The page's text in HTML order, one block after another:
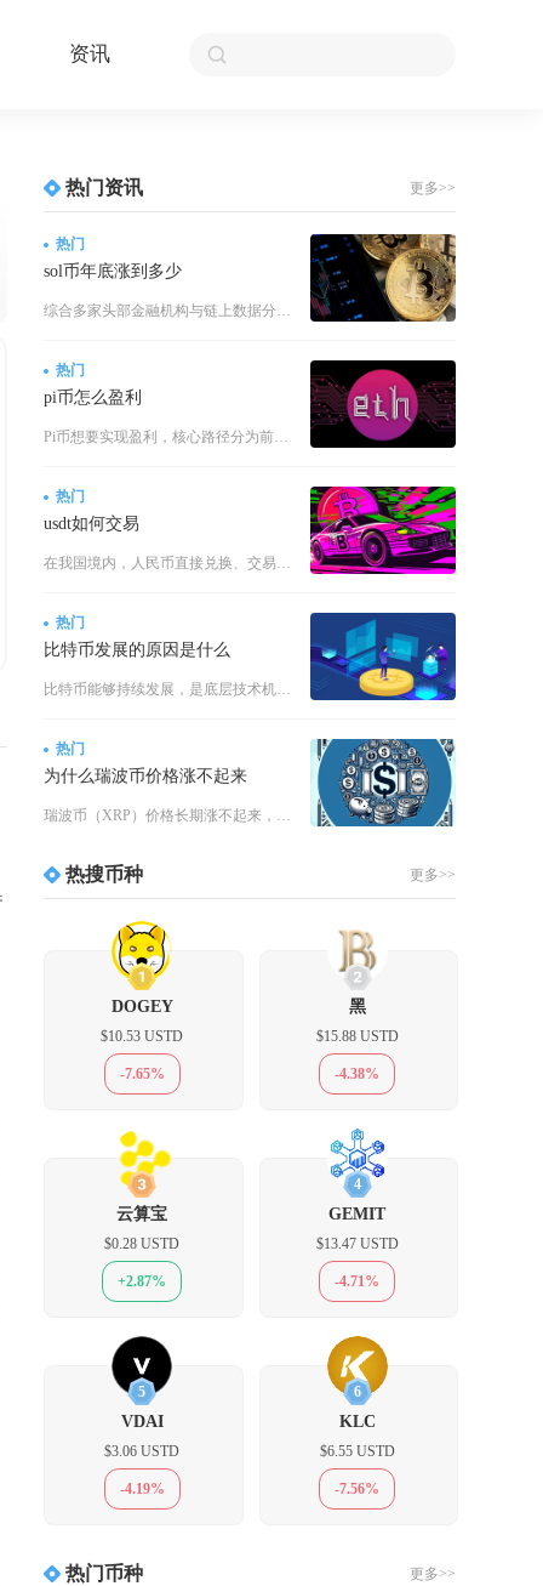
资讯
热门资讯 更多>>
热门
sol币年底涨到多少
综合多家头部金融机构与链上数据分析结论，2026年年底SOL合理中枢价格落在150至180
热门
pi币怎么盈利
Pi币想要实现盈利，核心路径分为前期积累代币与后期流通变现两大环节，但所有盈利操作建立在完
热门
usdt如何交易
在我国境内，人民币直接兑换、交易USDT属于违规行为，境内无合规合法的USDT交易渠道，任
热门
比特币发展的原因是什么
比特币能够持续发展，是底层技术机制、全球宏观环境、市场共识积累与资本入场多重因素叠加形成的
热门
为什么瑞波币价格涨不起来
瑞波币（XRP）价格长期涨不起来，核心是监管遗留阴影、持续供应抛压、场景竞争力衰退、资金偏
热搜币种 更多>>
1
DOGEY
$10.53 USTD
-7.65%
2
黑
$15.88 USTD
-4.38%
3
云算宝
$0.28 USTD
+2.87%
4
GEMIT
$13.47 USTD
-4.71%
5
VDAI
$3.06 USTD
-4.19%
6
KLC
$6.55 USTD
-7.56%
热门币种 更多>>